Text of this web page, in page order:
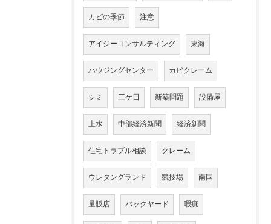
カビの季節 注意
アイジーコンサルティング 東海
ハウジングセンター カビクレーム
シミ 三ケ日 新築問題 設備屋
上水 中部経済新聞 経済新聞
住宅トラブル相談 クレーム
ウレタングランド 競技場 南国
量販店 バックヤード 瑕疵